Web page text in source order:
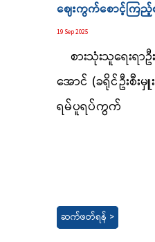
ဈေးကွက်စောင့်ကြည့်စ
19 Sep 2025
စားသုံးသူရေးရာဦ
အောင် (ခရိုင်ဦးစီး
ရမ်ပူရပ်ကွက်
ဆက်ဖတ်ရန် >